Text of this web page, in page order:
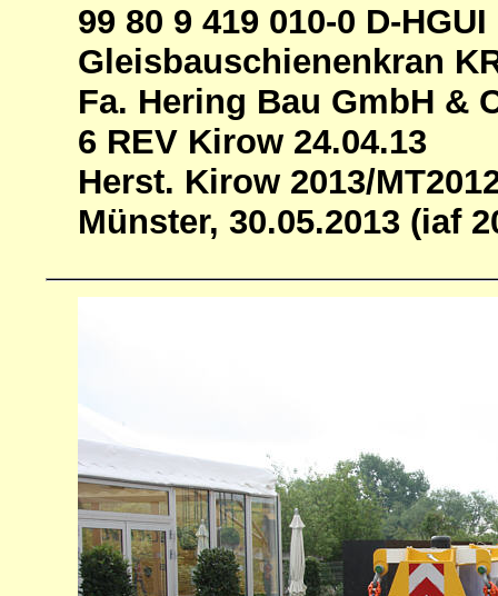
99 80 9 419 010-0 D-HGUI
Gleisbauschienenkran
Fa. Hering Bau GmbH &
6 REV Kirow 24.04.13
Herst. Kirow 2013/
Münster, 30.05.2013 (iaf